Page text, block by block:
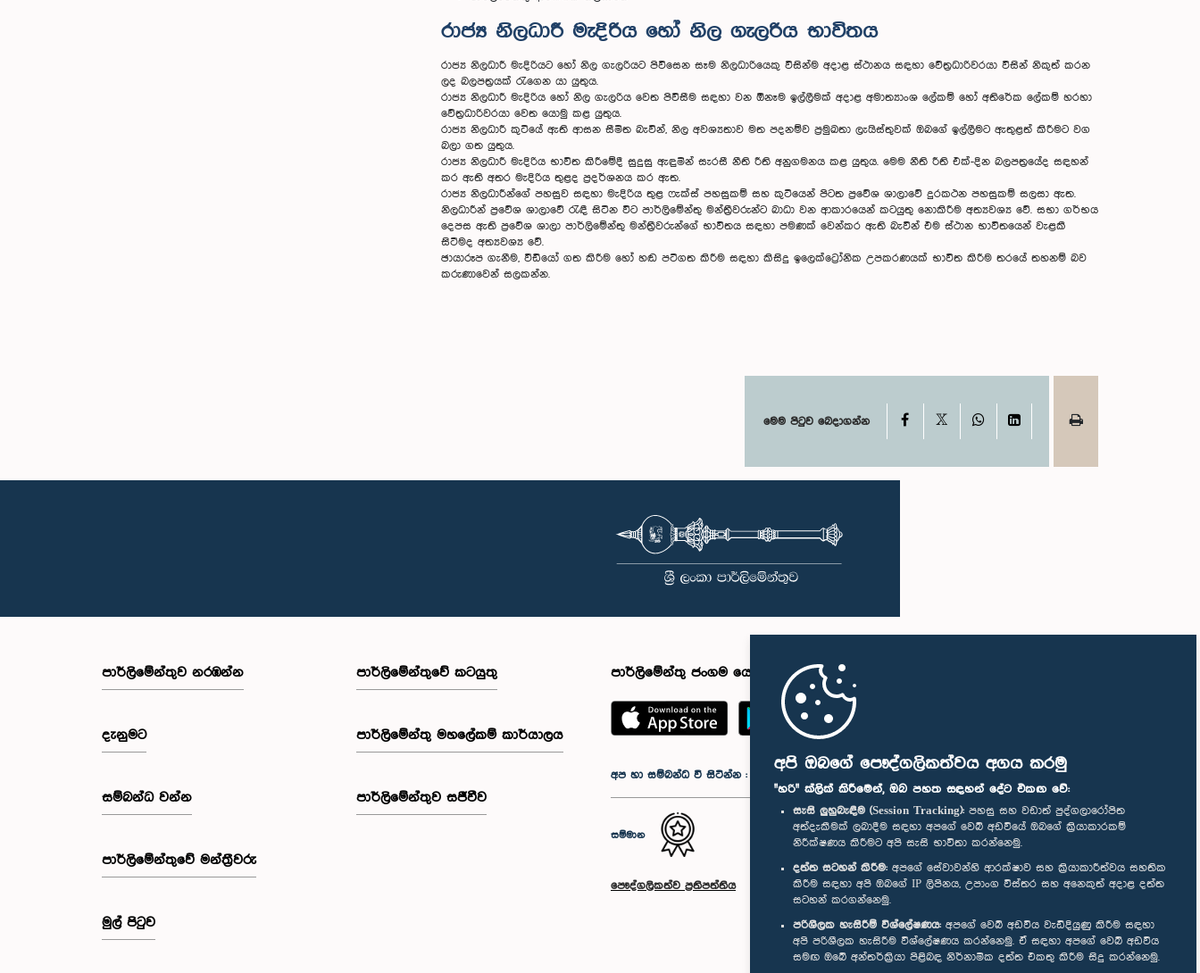
අපි ඔබගේ පෞද්ගලිකත්වය අගය කරමු
"හරි" ක්ලික් කිරීමෙන්, ඔබ පහත සඳහන් දේට එකඟ වේ:
සැසි ලුහුබැඳීම (Session Tracking): පහසු සහ වඩාත් පුද්ගලාරෝපිත
අත්දැකීමක් ලබාදීම සඳහා අපගේ වෙබ් අඩවියේ ඔබගේ ක්‍රියාකාරකම්
නිරීක්ෂණය කිරීමට අපි සැසි භාවිතා කරන්නෙමු.
දත්ත සටහන් කිරීම: අපගේ සේවාවන්හි ආරක්ෂාව සහ ක්‍රියාකාරීත්වය සහතික
කිරීම සඳහා අපි ඔබගේ IP ලිපිනය, උපාංග විස්තර සහ අනෙකුත් අදාළ දත්ත
සටහන් කරගන්නෙමු.
පරිශීලක හැසිරීම් විශ්ලේෂණය: අපගේ වෙබ් අඩවිය වැඩිදියුණු කිරීම සඳහා
අපි පරිශීලක හැසිරීම විශ්ලේෂණය කරන්නෙමු. ඒ සඳහා අපගේ වෙබ් අඩවිය
සමඟ ඔබේ අන්තර්ක්‍රියා පිළිබඳ නිර්නාමික දත්ත එකතු කිරීම සිදු කරන්නෙමු.
රාජ්‍ය නිලධාරී මැදිරිය හෝ නිල ගැලරිය භාවිතය
රාජ්‍ය නිලධාරී මැදිරියට හෝ නිල ගැලරියට පිවිසෙන සෑම නිලධාරියෙකු විසින්ම අදාළ ස්ථානය සඳහා වේත්‍රධාරිවරයා විසින් නිකුත් කරන
ලද බලපත්‍රයක් රැගෙන යා යුතුය.
රාජ්‍ය නිලධාරී මැදිරිය හෝ නිල ගැලරිය වෙත පිවිසීම සඳහා වන ඕනෑම ඉල්ලීමක් අදාළ අමාත්‍යාංශ ලේකම් හෝ අතිරේක ලේකම් හරහා
වේත්‍රධාරිවරයා වෙත යොමු කළ යුතුය.
රාජ්‍ය නිලධාරී කුටියේ ඇති ආසන සීමිත බැවින්, නිල අවශ්‍යතාව මත පදනම්ව ප්‍රමුඛතා ලැයිස්තුවක් ඔබගේ ඉල්ලීමට ඇතුළත් කිරීමට වග
බලා ගත යුතුය.
රාජ්‍ය නිලධාරී මැදිරිය භාවිත කිරීමේදී සුදුසු ඇඳුමින් සැරසී නීති රීති අනුගමනය කළ යුතුය. මෙම නීති රීති එක්-දින බලපත්‍රයේද සඳහන්
කර ඇති අතර මැදිරිය තුළද ප්‍රදර්ශනය කර ඇත.
රාජ්‍ය නිලධාරීන්ගේ පහසුව සඳහා මැදිරිය තුළ ෆැක්ස් පහසුකම් සහ කුටියෙන් පිටත ප්‍රවේශ ශාලාවේ දුරකථන පහසුකම් සලසා ඇත.
නිලධාරීන් ප්‍රවේශ ශාලාවේ රැඳී සිටින විට පාර්ලිමේන්තු මන්ත්‍රීවරුන්ට බාධා වන ආකාරයෙන් කටයුතු නොකිරීම අත්‍යවශ්‍ය වේ. සභා ගර්භය
දෙපස ඇති ප්‍රවේශ ශාලා පාර්ලිමේන්තු මන්ත්‍රීවරුන්ගේ භාවිතය සඳහා පමණක් වෙන්කර ඇති බැවින් එම ස්ථාන භාවිතයෙන් වැළකී
සිටීමද අත්‍යවශ්‍ය වේ.
ඡායාරූප ගැනීම, වීඩියෝ ගත කිරීම හෝ හඬ පටිගත කිරීම සඳහා කිසිදු ඉලෙක්ට්‍රෝනික උපකරණයක් භාවිත කිරීම තරයේ තහනම් බව
කරුණාවෙන් සලකන්න.
මෙම පිටුව බෙදාගන්න Facebook WhatsAppLinkedIn
පාර්ලි‌මේන්තුව නරඹන්න
දැනුමට
සම්බන්ධ වන්න
පාර්ලි‌මේන්තුවේ මන්ත්‍රීවරු
මුල් පිටුව
පාර්ලිමේන්තුවේ කටයුතු
පාර්ලිමේන්තු මහලේකම් කාර්යාලය
පාර්ලිමේන්තුව සජීවීව
පාර්ලිමේන්තු ජංගම යෙදුම
අප හා සම්බන්ධ වී සිටින්න :
සම්මාන
පෞද්ගලිකත්ව ප්‍රතිපත්තිය